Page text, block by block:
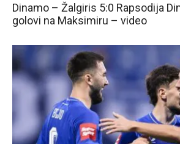
Dinamo – Žalgiris 5:0 Rapsodija
golovi na Maksimiru – video